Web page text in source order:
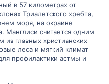
в 57 километрах от
Триалетского хребта,
моря, на окраине
Манглиси считается одним
из главных христианских
леса и мягкий климат
профилактики астмы и